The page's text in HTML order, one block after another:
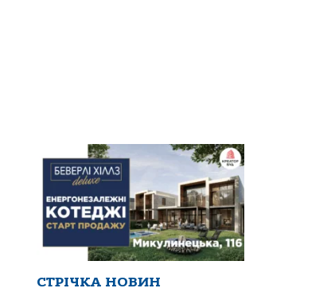
СТРІЧКА НОВИН